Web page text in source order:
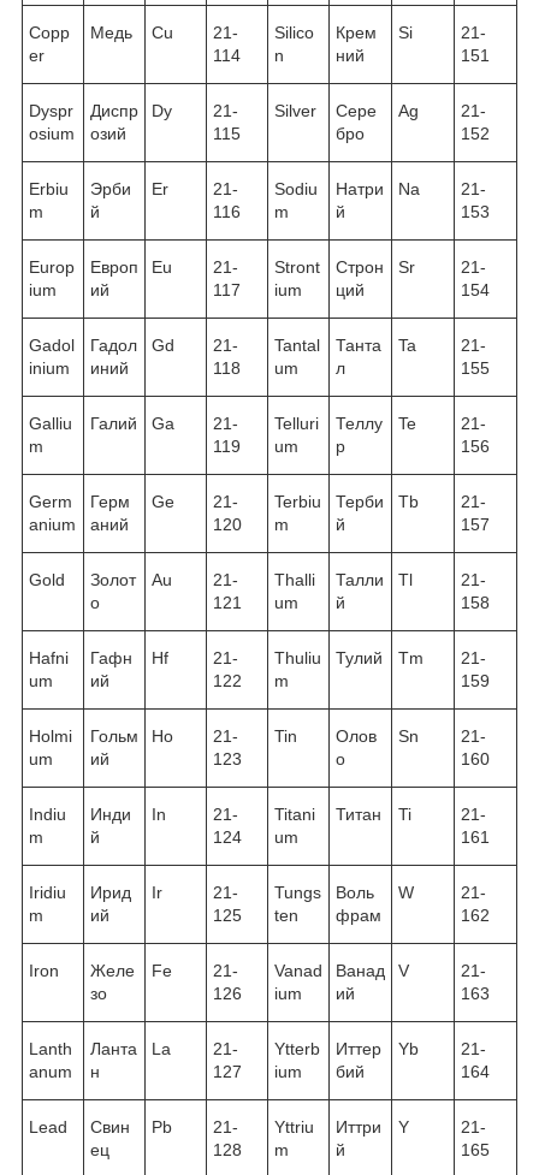
Copp
er
Медь Cu
21-
114
Silico
n
Крем
ний
Si
21-
151
Dyspr
osium
Диспр
озий
Dy
21-
115
Silver
Сере
бро
Ag
21-
152
Erbiu
m
Эрби
й
Er
21-
116
Sodiu
m
Натри
й
Na
21-
153
Europ
ium
Европ
ий
Eu
21-
117
Stront
ium
Строн
ций
Sr
21-
154
Gadol
inium
Гадол
иний
Gd
21-
118
Tantal
um
Танта
л
Ta
21-
155
Galliu
m
Галий Ga
21-
119
Telluri
um
Теллу
р
Te
21-
156
Germ
anium
Герм
аний
Ge
21-
120
Terbiu
m
Терби
й
Tb
21-
157
Gold
Золот
о
Au
21-
121
Thalli
um
Талли
й
Tl
21-
158
Hafni
um
Гафн
ий
Hf
21-
122
Thuliu
m
Тулий Tm
21-
159
Holmi
um
Гольм
ий
Ho
21-
123
Tin
Олов
о
Sn
21-
160
Indiu
m
Инди
й
In
21-
124
Titani
um
Титан Ti
21-
161
Iridiu
m
Ирид
ий
Ir
21-
125
Tungs
ten
Воль
фрам
W
21-
162
Iron
Желе
зо
Fe
21-
126
Vanad
ium
Ванад
ий
V
21-
163
Lanth
anum
Ланта
н
La
21-
127
Ytterb
ium
Иттер
бий
Yb
21-
164
Lead
Свин
ец
Pb
21-
128
Yttriu
m
Иттри
й
Y
21-
165